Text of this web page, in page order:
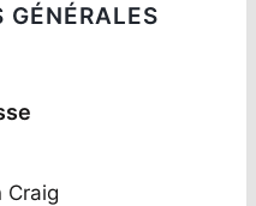
GÉNÉRALES
Craig